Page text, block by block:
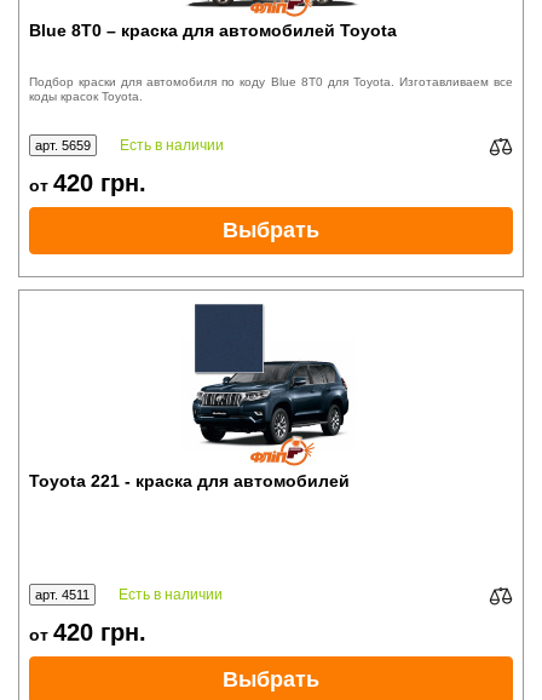
Blue 8T0 – краска для автомобилей Toyota
Подбор краски для автомобиля по коду Blue 8T0 для Toyota. Изготавливаем все
коды красок Toyota.
арт. 5659 Есть в наличии
от 420 грн.
Выбрать
Toyota 221 - краска для автомобилей
арт. 4511 Есть в наличии
от 420 грн.
Выбрать